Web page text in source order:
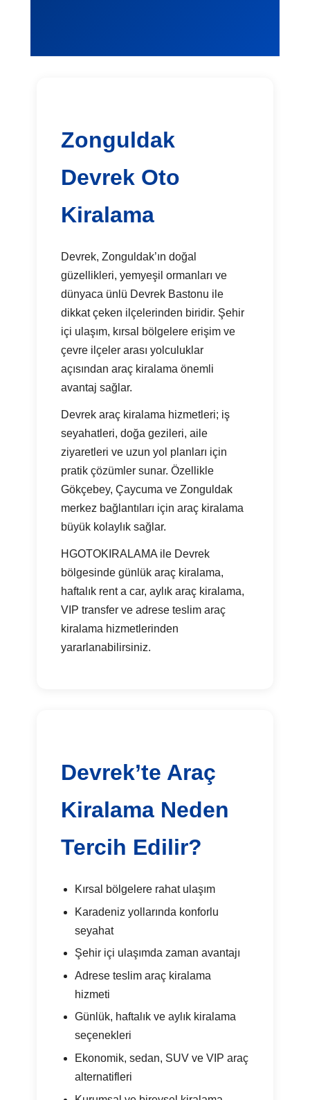
Zonguldak
Devrek Oto
Kiralama
Devrek, Zonguldak’ın doğal
güzellikleri, yemyeşil ormanları ve
dünyaca ünlü Devrek Bastonu ile
dikkat çeken ilçelerinden biridir. Şehir
içi ulaşım, kırsal bölgelere erişim ve
çevre ilçeler arası yolculuklar
açısından araç kiralama önemli
avantaj sağlar.
Devrek araç kiralama hizmetleri; iş
seyahatleri, doğa gezileri, aile
ziyaretleri ve uzun yol planları için
pratik çözümler sunar. Özellikle
Gökçebey, Çaycuma ve Zonguldak
merkez bağlantıları için araç kiralama
büyük kolaylık sağlar.
HGOTOKIRALAMA ile Devrek
bölgesinde günlük araç kiralama,
haftalık rent a car, aylık araç kiralama,
VIP transfer ve adrese teslim araç
kiralama hizmetlerinden
yararlanabilirsiniz.
Devrek’te Araç
Kiralama Neden
Tercih Edilir?
Kırsal bölgelere rahat ulaşım
Karadeniz yollarında konforlu
seyahat
Şehir içi ulaşımda zaman avantajı
Adrese teslim araç kiralama
hizmeti
Günlük, haftalık ve aylık kiralama
seçenekleri
Ekonomik, sedan, SUV ve VIP araç
alternatifleri